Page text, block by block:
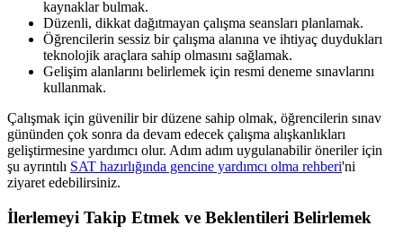
kaynaklar bulmak.
Düzenli, dikkat dağıtmayan çalışma seansları planlamak.
Öğrencilerin sessiz bir çalışma alanına ve ihtiyaç duydukları
teknolojik araçlara sahip olmasını sağlamak.
Gelişim alanlarını belirlemek için resmi deneme sınavlarını
kullanmak.
Çalışmak için güvenilir bir düzene sahip olmak, öğrencilerin sınav
gününden çok sonra da devam edecek çalışma alışkanlıkları
geliştirmesine yardımcı olur. Adım adım uygulanabilir öneriler için
şu ayrıntılı SAT hazırlığında gencine yardımcı olma rehberi'ni
ziyaret edebilirsiniz.
İlerlemeyi Takip Etmek ve Beklentileri Belirlemek